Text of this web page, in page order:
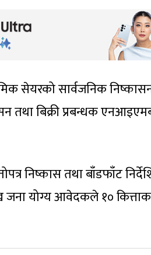
सेयरको सार्वजनिक
तथा बिक्री प्रबन्धक
निष्कास तथा बाँडफाँट
जना योग्य आवेदकले १०